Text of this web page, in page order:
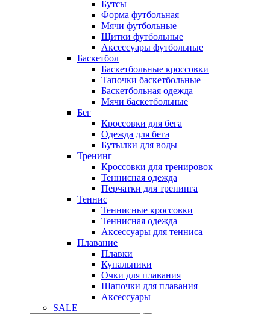
Бутсы
Форма футбольная
Мячи футбольные
Щитки футбольные
Аксессуары футбольные
Баскетбол
Баскетбольные кроссовки
Тапочки баскетбольные
Баскетбольная одежда
Мячи баскетбольные
Бег
Кроссовки для бега
Одежда для бега
Бутылки для воды
Тренинг
Кроссовки для тренировок
Теннисная одежда
Перчатки для тренинга
Теннис
Теннисные кроссовки
Теннисная одежда
Аксессуары для тенниса
Плавание
Плавки
Купальники
Очки для плавания
Шапочки для плавания
Аксессуары
SALE